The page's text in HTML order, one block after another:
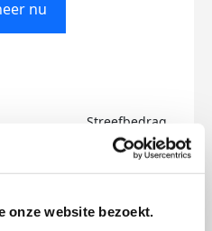
onze website bezoekt.
nu
Streefbedrag
€500